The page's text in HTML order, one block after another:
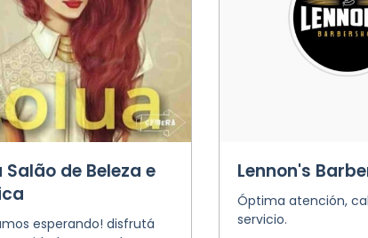
Salão de Beleza e
esperando! disfrutá
Lennon's
Óptima atención,
servicio.